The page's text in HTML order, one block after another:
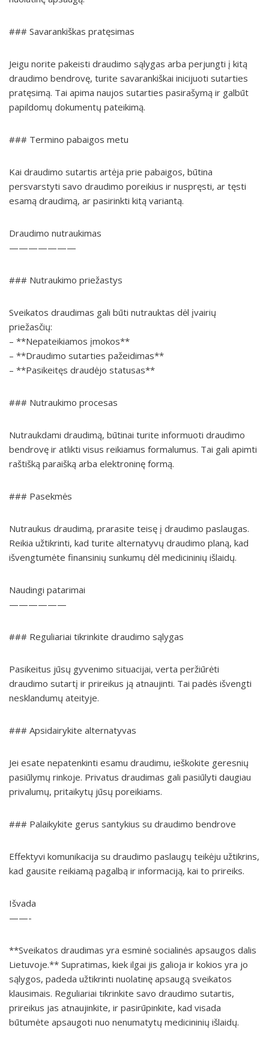
### Savarankiškas pratęsimas
Jeigu norite pakeisti draudimo sąlygas arba perjungti į kitą
draudimo bendrovę, turite savarankiškai inicijuoti sutarties
pratęsimą. Tai apima naujos sutarties pasirašymą ir galbūt
papildomų dokumentų pateikimą.
### Termino pabaigos metu
Kai draudimo sutartis artėja prie pabaigos, būtina
persvarstyti savo draudimo poreikius ir nuspręsti, ar tęsti
esamą draudimą, ar pasirinkti kitą variantą.
Draudimo nutraukimas
———————
### Nutraukimo priežastys
Sveikatos draudimas gali būti nutrauktas dėl įvairių
priežasčių:
– **Nepateikiamos įmokos**
– **Draudimo sutarties pažeidimas**
– **Pasikeitęs draudėjo statusas**
### Nutraukimo procesas
Nutraukdami draudimą, būtinai turite informuoti draudimo
bendrovę ir atlikti visus reikiamus formalumus. Tai gali apimti
raštišką paraišką arba elektroninę formą.
### Pasekmės
Nutraukus draudimą, prarasite teisę į draudimo paslaugas.
Reikia užtikrinti, kad turite alternatyvų draudimo planą, kad
išvengtumėte finansinių sunkumų dėl medicininių išlaidų.
Naudingi patarimai
——————
### Reguliariai tikrinkite draudimo sąlygas
Pasikeitus jūsų gyvenimo situacijai, verta peržiūrėti
draudimo sutartį ir prireikus ją atnaujinti. Tai padės išvengti
nesklandumų ateityje.
### Apsidairykite alternatyvas
Jei esate nepatenkinti esamu draudimu, ieškokite geresnių
pasiūlymų rinkoje. Privatus draudimas gali pasiūlyti daugiau
privalumų, pritaikytų jūsų poreikiams.
### Palaikykite gerus santykius su draudimo bendrove
Effektyvi komunikacija su draudimo paslaugų teikėju užtikrins,
kad gausite reikiamą pagalbą ir informaciją, kai to prireiks.
Išvada
——-
**Sveikatos draudimas yra esminė socialinės apsaugos dalis
Lietuvoje.** Supratimas, kiek ilgai jis galioja ir kokios yra jo
sąlygos, padeda užtikrinti nuolatinę apsaugą sveikatos
klausimais. Reguliariai tikrinkite savo draudimo sutartis,
prireikus jas atnaujinkite, ir pasirūpinkite, kad visada
būtumėte apsaugoti nuo nenumatytų medicininių išlaidų.